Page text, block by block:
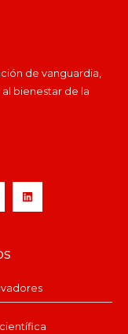
de vanguardia,
bienestar de la